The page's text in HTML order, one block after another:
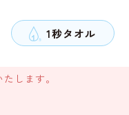
1秒タオル
します。